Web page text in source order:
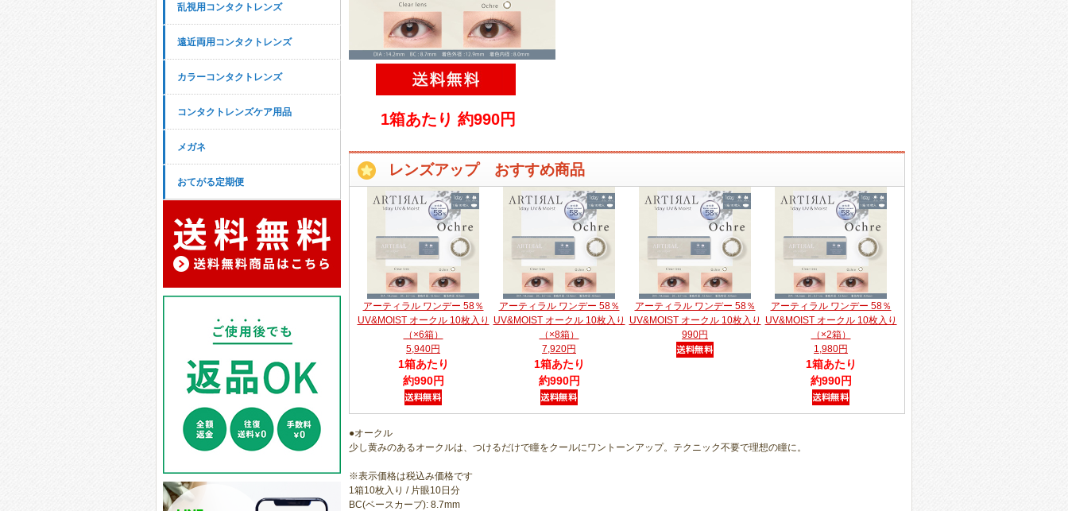
乱視用コンタクトレンズ
遠近両用コンタクトレンズ
カラーコンタクトレンズ
コンタクトレンズケア用品
メガネ
おてがる定期便
1箱あたり 約990円
レンズアップ おすすめ商品
アーティラル ワンデー 58％
UV&MOIST オークル 10枚入り
（×6箱）
5,940円
1箱あたり
約990円
アーティラル ワンデー 58％
UV&MOIST オークル 10枚入り
（×8箱）
7,920円
1箱あたり
約990円
アーティラル ワンデー 58％
UV&MOIST オークル 10枚入り
990円
アーティラル ワンデー 58％
UV&MOIST オークル 10枚入り
（×2箱）
1,980円
1箱あたり
約990円
●オークル
少し黄みのあるオークルは、つけるだけで瞳をクールにワントーンアップ。テクニック不要で理想の瞳に。
※表示価格は税込み価格です
1箱10枚入り / 片眼10日分
BC(ベースカーブ): 8.7mm